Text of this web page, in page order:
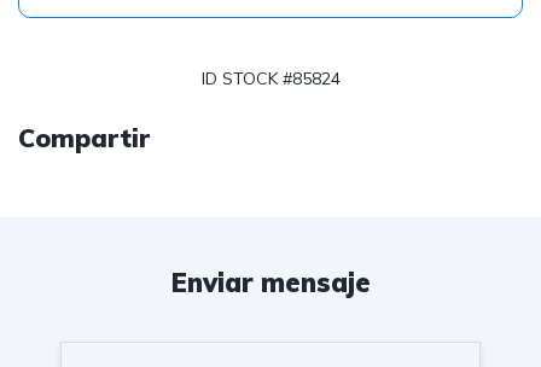
ID STOCK #85824
Compartir
Enviar mensaje